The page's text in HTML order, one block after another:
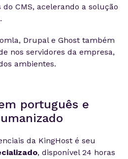
CMS, acelerando a solução
Drupal e Ghost também
nos servidores da empresa,
ambientes.
português e
da KingHost é seu
, disponível 24 horas